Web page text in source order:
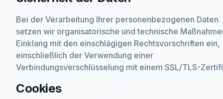
Bei der Verarbeitung Ihrer personenbezogenen Daten
setzen wir organisatorische und technische
Einklang mit den einschlägigen Rechtsvorschriften ein,
einschließlich der Verwendung einer
Verbindungsverschlüsselung mit einem SSL/TLS-
Cookies